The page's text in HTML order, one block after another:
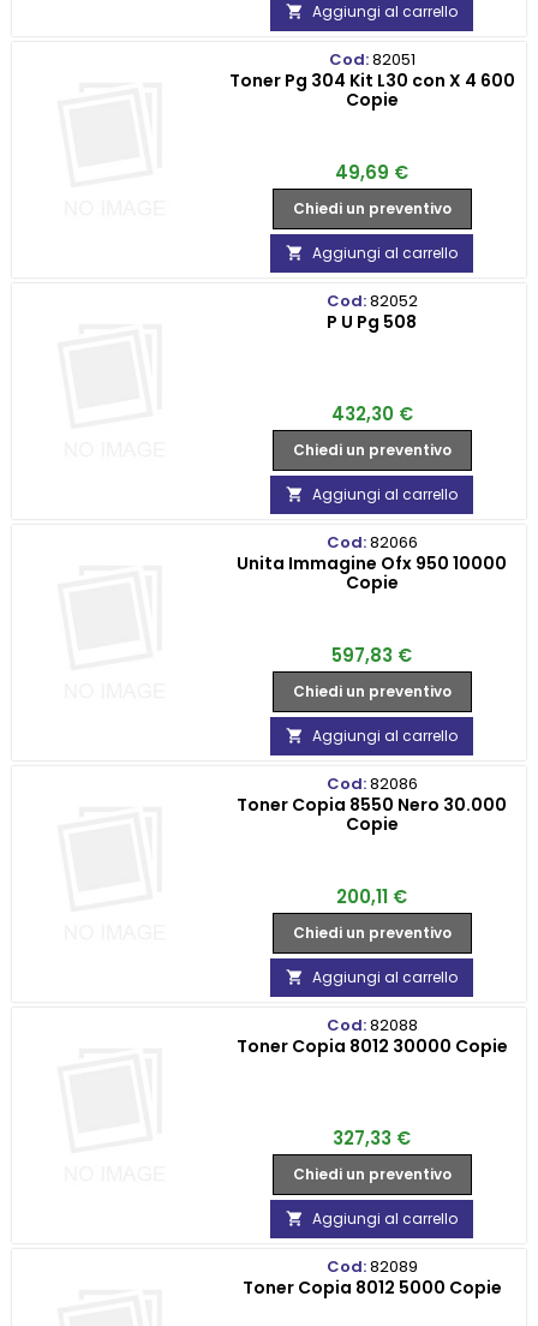
 Aggiungi al carrello
Cod:82051
Toner Pg 304 Kit L30 con X 4 600
Copie
Prezzo
49,69 €
Chiedi un preventivo
 Aggiungi al carrello
Cod:82052
P U Pg 508
Prezzo
432,30 €
Chiedi un preventivo
 Aggiungi al carrello
Cod:82066
Unita Immagine Ofx 950 10000
Copie
Prezzo
597,83 €
Chiedi un preventivo
 Aggiungi al carrello
Cod:82086
Toner Copia 8550 Nero 30.000
Copie
Prezzo
200,11 €
Chiedi un preventivo
 Aggiungi al carrello
Cod:82088
Toner Copia 8012 30000 Copie
Prezzo
327,33 €
Chiedi un preventivo
 Aggiungi al carrello
Cod:82089
Toner Copia 8012 5000 Copie